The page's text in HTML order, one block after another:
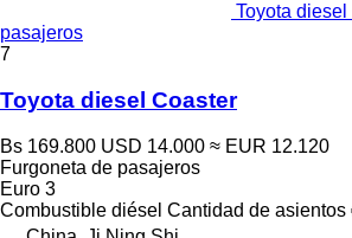
Toyota
pasajeros
7
Toyota diesel Coaster
Bs 169.800 USD 14.000 ≈ EUR 12.120
Furgoneta de pasajeros
Euro 3
Combustible diésel Cantidad de asientos